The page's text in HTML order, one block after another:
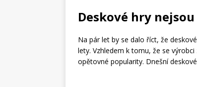
Deskové hry
Na pár let by se dalo říct, že
lety. Vzhledem k tomu, že se
opětovné popularity. Dnešní